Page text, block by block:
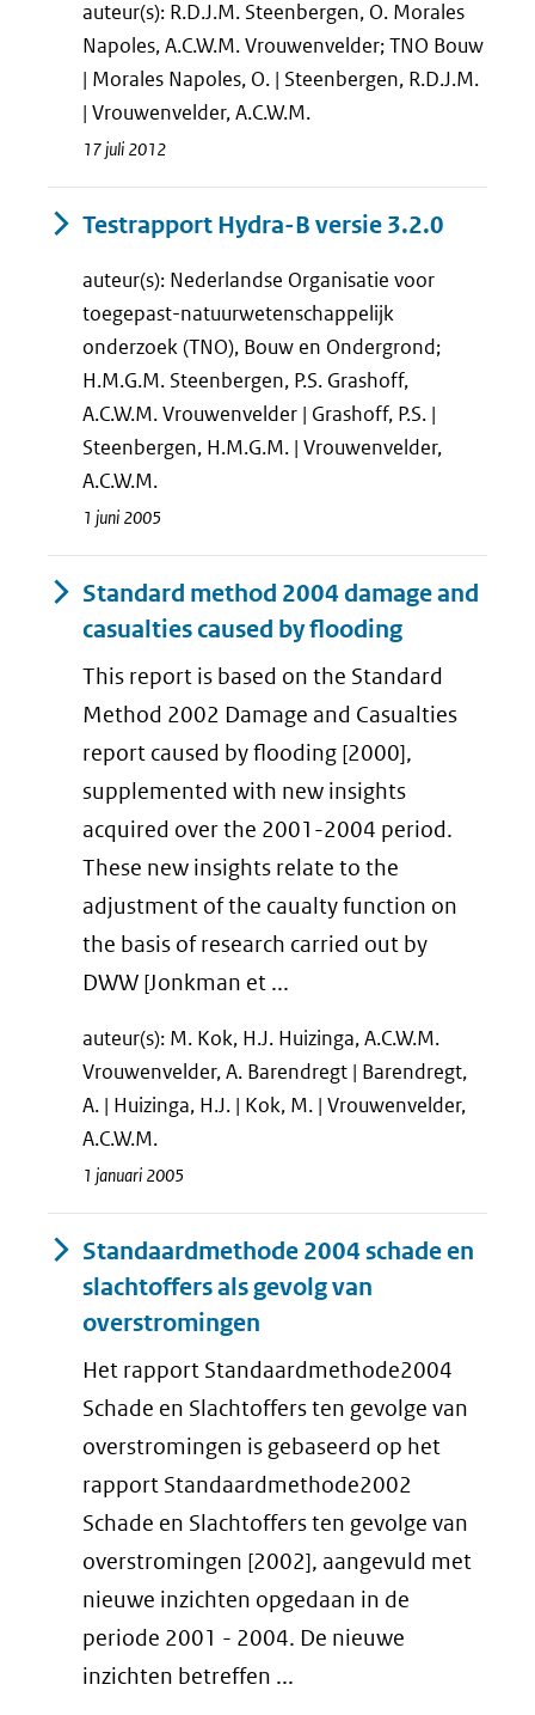
auteur(s): R.D.J.M. Steenbergen, O. Morales
Napoles, A.C.W.M. Vrouwenvelder; TNO Bouw
| Morales Napoles, O. | Steenbergen, R.D.J.M.
| Vrouwenvelder, A.C.W.M.
17 juli 2012
Testrapport Hydra-B versie 3.2.0
auteur(s): Nederlandse Organisatie voor
toegepast-natuurwetenschappelijk
onderzoek (TNO), Bouw en Ondergrond;
H.M.G.M. Steenbergen, P.S. Grashoff,
A.C.W.M. Vrouwenvelder | Grashoff, P.S. |
Steenbergen, H.M.G.M. | Vrouwenvelder,
A.C.W.M.
1 juni 2005
Standard method 2004 damage and
casualties caused by flooding
This report is based on the Standard
Method 2002 Damage and Casualties
report caused by flooding [2000],
supplemented with new insights
acquired over the 2001-2004 period.
These new insights relate to the
adjustment of the caualty function on
the basis of research carried out by
DWW [Jonkman et ...
auteur(s): M. Kok, H.J. Huizinga, A.C.W.M.
Vrouwenvelder, A. Barendregt | Barendregt,
A. | Huizinga, H.J. | Kok, M. | Vrouwenvelder,
A.C.W.M.
1 januari 2005
Standaardmethode 2004 schade en
slachtoffers als gevolg van
overstromingen
Het rapport Standaardmethode2004
Schade en Slachtoffers ten gevolge van
overstromingen is gebaseerd op het
rapport Standaardmethode2002
Schade en Slachtoffers ten gevolge van
overstromingen [2002], aangevuld met
nieuwe inzichten opgedaan in de
periode 2001 - 2004. De nieuwe
inzichten betreffen ...